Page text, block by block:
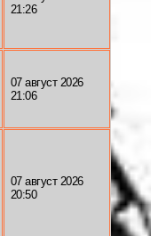
21:26
07 август 2026
21:06
07 август 2026
20:50